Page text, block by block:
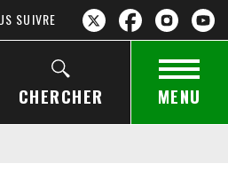
SUIVRE
CHERCHER MENU